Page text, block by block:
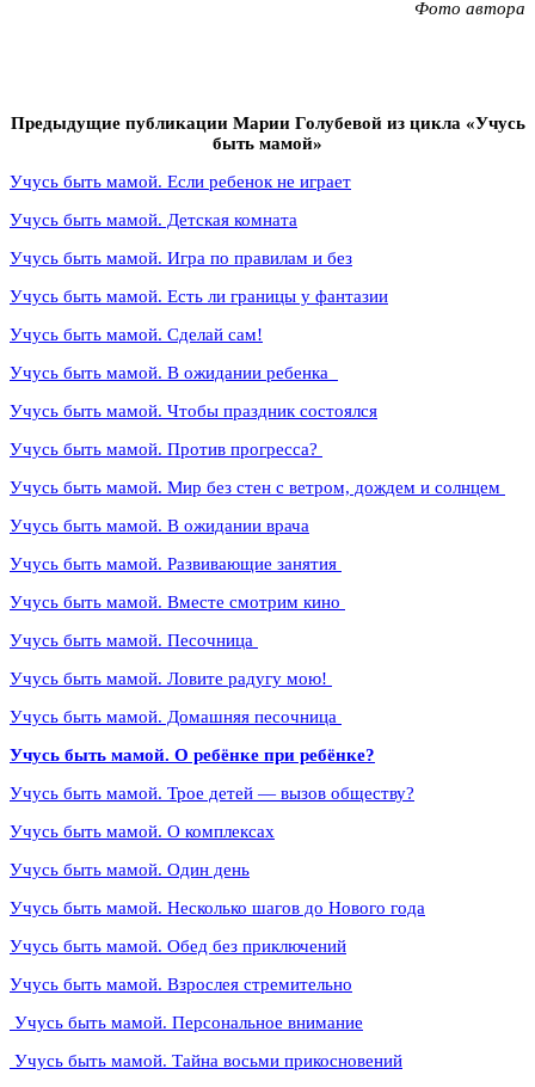
Фото автора
Предыдущие публикации Марии Голубевой из цикла «Учусь
быть мамой»
Учусь быть мамой. Если ребенок не играет
Учусь быть мамой. Детская комната
Учусь быть мамой. Игра по правилам и без
Учусь быть мамой. Есть ли границы у фантазии
Учусь быть мамой. Сделай сам!
Учусь быть мамой. В ожидании ребенка
Учусь быть мамой. Чтобы праздник состоялся
Учусь быть мамой. Против прогресса?
Учусь быть мамой. Мир без стен с ветром, дождем и солнцем
Учусь быть мамой. В ожидании врача
Учусь быть мамой. Развивающие занятия
Учусь быть мамой. Вместе смотрим кино
Учусь быть мамой. Песочница
Учусь быть мамой. Ловите радугу мою!
Учусь быть мамой. Домашняя песочница
Учусь быть мамой. О ребёнке при ребёнке?
Учусь быть мамой. Трое детей — вызов обществу?
Учусь быть мамой. О комплексах
Учусь быть мамой. Один день
Учусь быть мамой. Несколько шагов до Нового года
Учусь быть мамой. Обед без приключений
Учусь быть мамой. Взрослея стремительно
Учусь быть мамой. Персональное внимание
Учусь быть мамой. Тайна восьми прикосновений